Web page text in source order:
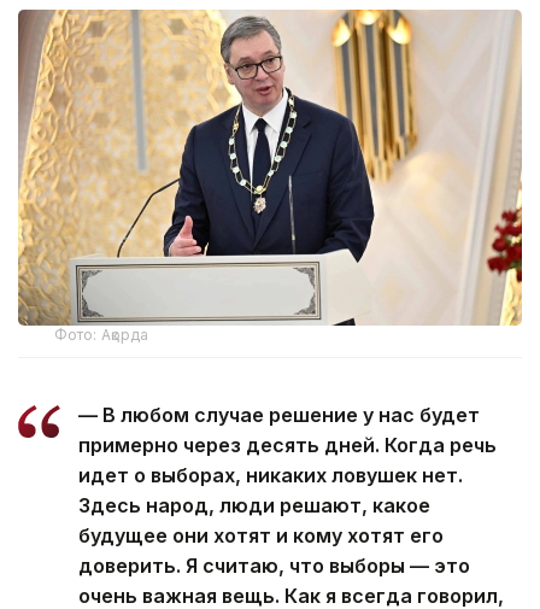
Фото: Ақорда
— В любом случае решение у нас будет
примерно через десять дней. Когда речь
идет о выборах, никаких ловушек нет.
Здесь народ, люди решают, какое
будущее они хотят и кому хотят его
доверить. Я считаю, что выборы — это
очень важная вещь. Как я всегда говорил,